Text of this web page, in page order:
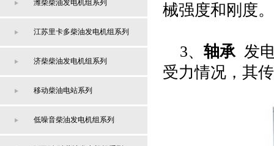
潍柴柴油发电机组系列
江苏里卡多柴油发电机组系列
济柴柴油发电机组系列
移动柴油电站系列
低噪音柴油发电机组系列
械强度和刚度。
3、 轴承 发
受力情况，其